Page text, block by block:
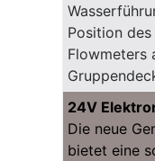
Position des
Flowmeters
24V
Die neue
bietet eine